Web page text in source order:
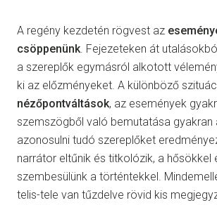
A regény kezdetén rögvest az
csöppenünk . Fejezeteken át
a szereplők egymásról alkotott
ki az előzményeket. A különböző
nézőpontváltások, az események
szemszögből való bemutatása gyakran
azonosulni tudó szereplőket
narrátor eltűnik és titkolózik, a hősökkel
szembesülünk a történtekkel.
telis-tele van tűzdelve rövid kis